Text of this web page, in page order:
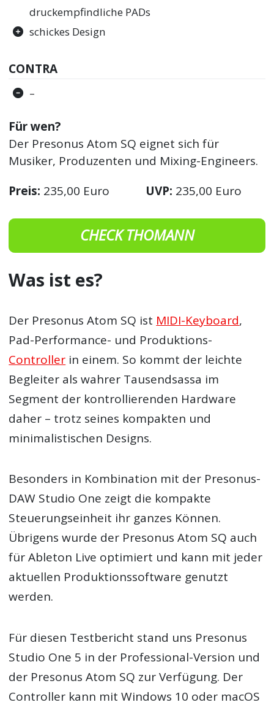
druckempfindliche PADs
schickes Design
CONTRA
–
Für wen?
Der Presonus Atom SQ eignet sich für
Musiker, Produzenten und Mixing-Engineers.
Preis: 235,00 Euro UVP: 235,00 Euro
CHECK THOMANN
Was ist es?
Der Presonus Atom SQ ist MIDI-Keyboard,
Pad-Performance- und Produktions-
Controller in einem. So kommt der leichte
Begleiter als wahrer Tausendsassa im
Segment der kontrollierenden Hardware
daher – trotz seines kompakten und
minimalistischen Designs.
Besonders in Kombination mit der Presonus-
DAW Studio One zeigt die kompakte
Steuerungseinheit ihr ganzes Können.
Übrigens wurde der Presonus Atom SQ auch
für Ableton Live optimiert und kann mit jeder
aktuellen Produktionssoftware genutzt
werden.
Für diesen Testbericht stand uns Presonus
Studio One 5 in der Professional-Version und
der Presonus Atom SQ zur Verfügung. Der
Controller kann mit Windows 10 oder macOS